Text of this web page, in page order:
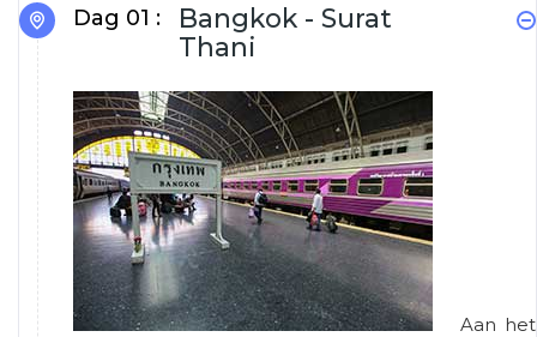
Dag 01 :
Bangkok - Surat
Thani
Aan het